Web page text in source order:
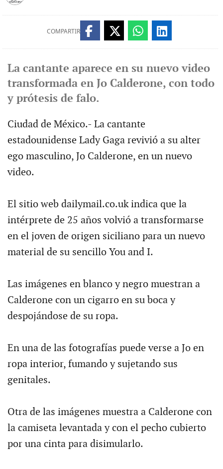
COMPARTIR
La cantante aparece en su nuevo video
transformada en Jo Calderone, con todo
y prótesis de falo.
Ciudad de México.- La cantante
estadounidense Lady Gaga revivió a su alter
ego masculino, Jo Calderone, en un nuevo
video.
El sitio web dailymail.co.uk indica que la
intérprete de 25 años volvió a transformarse
en el joven de origen siciliano para un nuevo
material de su sencillo You and I.
Las imágenes en blanco y negro muestran a
Calderone con un cigarro en su boca y
despojándose de su ropa.
En una de las fotografías puede verse a Jo en
ropa interior, fumando y sujetando sus
genitales.
Otra de las imágenes muestra a Calderone con
la camiseta levantada y con el pecho cubierto
por una cinta para disimularlo.